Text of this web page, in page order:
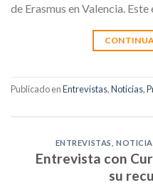
de Erasmus en Valencia.
Publicado enEntrevistas,Noticias,
ENTREVISTAS
Entrevista con
su